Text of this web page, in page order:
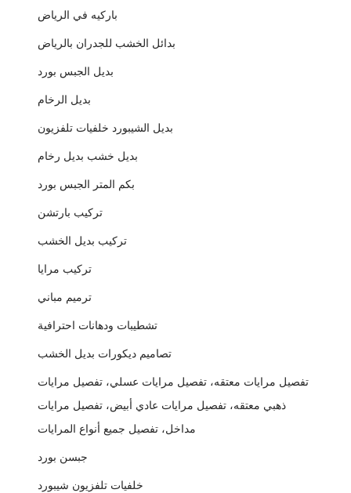
باركيه في الرياض
بدائل الخشب للجدران بالرياض
بديل الجبس بورد
بديل الرخام
بديل الشيبورد خلفيات تلفزيون
بديل خشب بديل رخام
بكم المتر الجبس بورد
تركيب بارتشن
تركيب بديل الخشب
تركيب مرايا
ترميم مباني
تشطيبات ودهانات احترافية
تصاميم ديكورات بديل الخشب
تفصيل مرايات معتقه، تفصيل مرايات عسلي، تفصيل مرايات
ذهبي معتقه، تفصيل مرايات عادي أبيض، تفصيل مرايات
مداخل، تفصيل جميع أنواع المرايات
جبسن بورد
خلفيات تلفزيون شيبورد